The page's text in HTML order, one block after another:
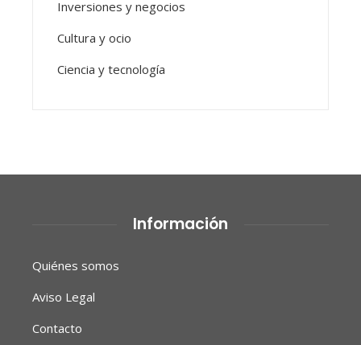
Inversiones y negocios
Cultura y ocio
Ciencia y tecnología
Información
Quiénes somos
Aviso Legal
Contacto